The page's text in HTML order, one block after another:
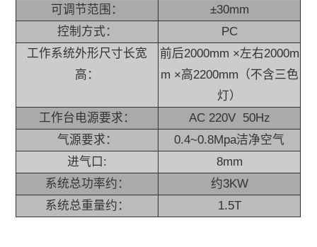
可调节范围：
±30mm
控制方式：
PC
工作系统外形尺寸长宽
高：
前后2000mm ×左右2000m
m ×高2200mm（不含三色
灯）
工作台电源要求：
AC 220V 50Hz
气源要求：
0.4~0.8Mpa洁净空气
进气口:
8mm
系统总功率约：
约3KW
系统总重量约：
1.5T